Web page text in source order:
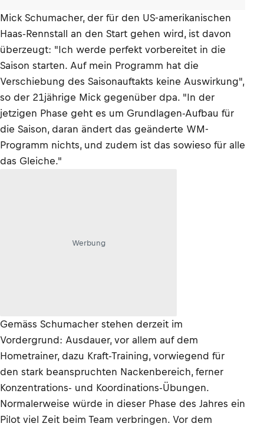
Mick Schumacher, der für den US-amerikanischen
Haas-Rennstall an den Start gehen wird, ist davon
überzeugt: "Ich werde perfekt vorbereitet in die
Saison starten. Auf mein Programm hat die
Verschiebung des Saisonauftakts keine Auswirkung",
so der 21jährige Mick gegenüber dpa. "In der
jetzigen Phase geht es um Grundlagen-Aufbau für
die Saison, daran ändert das geänderte WM-
Programm nichts, und zudem ist das sowieso für alle
das Gleiche."
Werbung
Gemäss Schumacher stehen derzeit im
Vordergrund: Ausdauer, vor allem auf dem
Hometrainer, dazu Kraft-Training, vorwiegend für
den stark beanspruchten Nackenbereich, ferner
Konzentrations- und Koordinations-Übungen.
Normalerweise würde in dieser Phase des Jahres ein
Pilot viel Zeit beim Team verbringen. Vor dem